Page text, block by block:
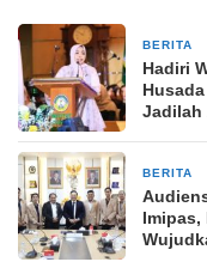
BERITA
Hadiri
Jadilah
BERITA
Imipas,